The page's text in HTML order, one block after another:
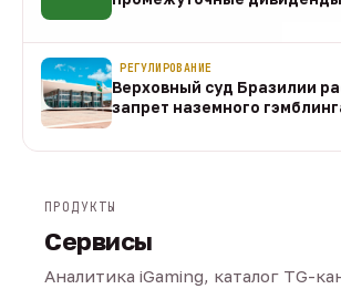
РЕГУЛИРОВАНИЕ
Верховный суд Бразилии
запрет наземного
ПРОДУКТЫ
Сервисы
Аналитика iGaming, каталог TG-